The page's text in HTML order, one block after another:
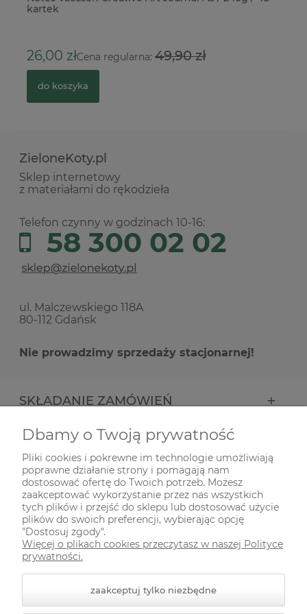
kartek
26,00 złCena regularna:49,90 zł
do koszyka
ZieloneKoty.pl
Sklep internetowy
z materiałami do rękodzieła
Telefon czynny w godzinach 10-16:
58 300 02 02
ul. Malczewskiego 118A
80-112 Gdańsk
Nie prowadzimy sprzedaży stacjonarnej!
SKŁADANIE ZAMÓWIEŃ
INFORMACJE
ODWIEDŹ NAS NA
Dbamy o Twoją prywatność
Pliki cookies i pokrewne im technologie umożliwiają
poprawne działanie strony i pomagają nam
dostosować ofertę do Twoich potrzeb. Możesz
zaakceptować wykorzystanie przez nas wszystkich
tych plików i przejść do sklepu lub dostosować użycie
plików do swoich preferencji, wybierając opcję
"Dostosuj zgody".
Więcej o plikach cookies przeczytasz w naszej Polityce
prywatności.
zaakceptuj tylko niezbędne